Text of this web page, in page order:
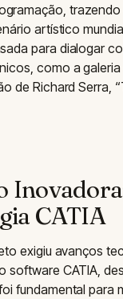
trazendo
artístico
para dialogar
como a
de Richard Serra,
CATIA
exigiu avanços
software CATIA,
fundamental para